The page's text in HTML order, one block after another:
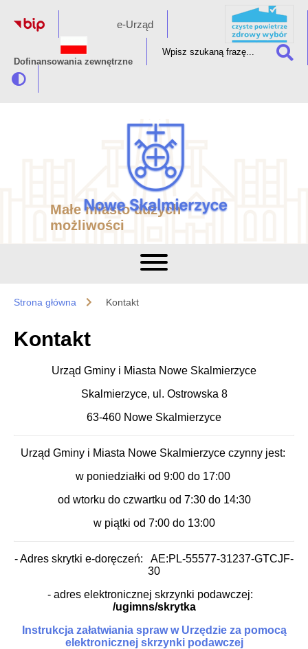
e-Urząd
Dofinansowania zewnętrzne
Małe miasto dużych
możliwości
Strona główna Kontakt
Kontakt
Urząd Gminy i Miasta Nowe Skalmierzyce
Skalmierzyce, ul. Ostrowska 8
63-460 Nowe Skalmierzyce
Urząd Gminy i Miasta Nowe Skalmierzyce czynny jest:
w poniedziałki od 9:00 do 17:00
od wtorku do czwartku od 7:30 do 14:30
w piątki od 7:00 do 13:00
- Adres skrytki e-doręczeń: AE:PL-55577-31237-GTCJF-
30
- adres elektronicznej skrzynki podawczej:
/ugimns/skrytka
Instrukcja załatwiania spraw w Urzędzie za pomocą
elektronicznej skrzynki podawczej